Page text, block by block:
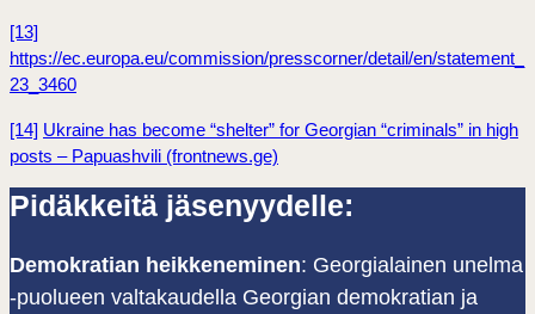
[13]
https://ec.europa.eu/commission/presscorner/detail/en/statement_
23_3460
[14] Ukraine has become “shelter” for Georgian “criminals” in high
posts – Papuashvili (frontnews.ge)
Pidäkkeitä jäsenyydelle:
Demokratian heikkeneminen: Georgialainen unelma
-puolueen valtakaudella Georgian demokratian ja